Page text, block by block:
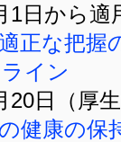
1日から適
正な把握
イン
日（厚生
健康の保